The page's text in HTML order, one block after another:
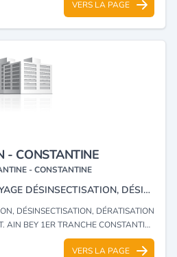
VERS LA PAGE
- CONSTANTINE
- CONSTANTINE
ENTREPRISE DE NETTOYAGE DÉSINSECTISATION, DÉSINFECTION ET DÉRATISATION PRESTATION DE SERVICES
DÉSINSECTISATION, DÉRATISATION
1ER TRANCHE CONSTANTINE - CONSTANTINE
VERS LA PAGE